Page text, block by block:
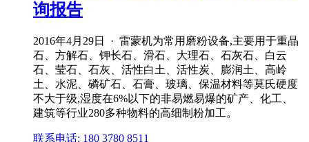
询报告
2016年4月29日 · 雷蒙机为常用磨粉设备,主要用于重晶
石、方解石、钾长石、滑石、大理石、石灰石、白云
石、莹石、石灰、活性白土、活性炭、膨润土、高岭
土、水泥、磷矿石、石膏、玻璃、保温材料等莫氏硬度
不大于级,湿度在6%以下的非易燃易爆的矿产、化工、
建筑等行业280多种物料的高细制粉加工。
联系电话: 180 3780 8511